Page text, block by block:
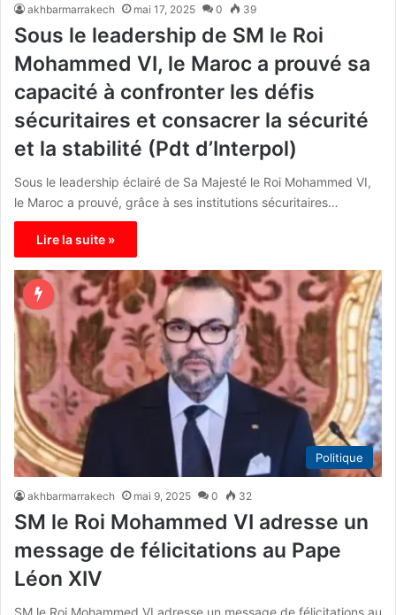
akhbarmarrakech mai 17, 2025 0 39
Sous le leadership de SM le Roi
Mohammed VI, le Maroc a prouvé sa
capacité à confronter les défis
sécuritaires et consacrer la sécurité
et la stabilité (Pdt d’Interpol)
Sous le leadership éclairé de Sa Majesté le Roi Mohammed VI,
le Maroc a prouvé, grâce à ses institutions sécuritaires…
Lire la suite »
Politique
akhbarmarrakech mai 9, 2025 0 32
SM le Roi Mohammed VI adresse un
message de félicitations au Pape
Léon XIV
SM le Roi Mohammed VI adresse un message de félicitations au